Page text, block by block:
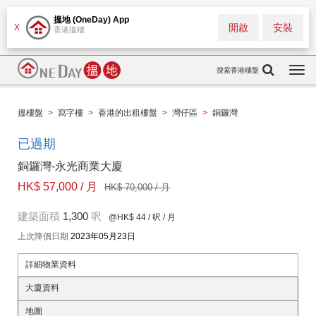
X
搵地 (OneDay) App
香港搵樓 安裝
開啟
搜索香港樓盤
搵樓盤 > 寫字樓 > 香港的出租樓盤 > 灣仔區 > 銅鑼灣
已過期
銅鑼灣-永光商業大廈
HK$ 57,000 / 月
HK$ 70,000 / 月
建築面積 1,300 呎 @HK$ 44 / 呎 / 月
上次降價日期 2023年05月23日
詳細物業資料
大廈資料
地圖